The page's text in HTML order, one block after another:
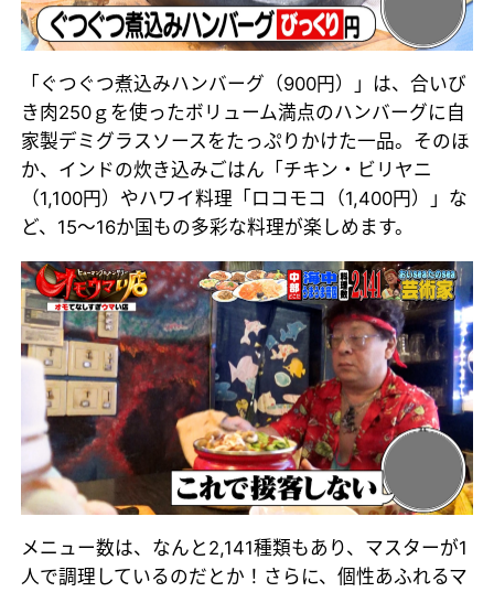
「ぐつぐつ煮込みハンバーグ（900円）」は、合いび
き肉250ｇを使ったボリューム満点のハンバーグに自
家製デミグラスソースをたっぷりかけた一品。そのほ
か、インドの炊き込みごはん「チキン・ビリヤニ
（1,100円）やハワイ料理「ロコモコ（1,400円）」な
ど、15～16か国もの多彩な料理が楽しめます。
メニュー数は、なんと2,141種類もあり、マスターが1
人で調理しているのだとか！さらに、個性あふれるマ